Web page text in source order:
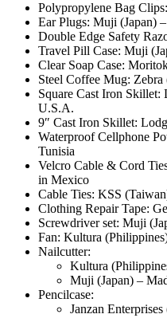
Polypropylene Bag
Ear Plugs: Muji (Japan)
Double Edge Safety
Travel Pill Case: Muji
Clear Soap Case:
Steel Coffee Mug:
Square Cast Iron
U.S.A.
9″ Cast Iron Skillet:
Waterproof Cellphone
Tunisia
Velcro Cable & Cord
in Mexico
Cable Ties: KSS
Clothing Repair Tape:
Screwdriver set: Muji
Fan: Kultura
Nailcutter:
Kultura
Muji (Japan) –
Pencilcase:
Janzan